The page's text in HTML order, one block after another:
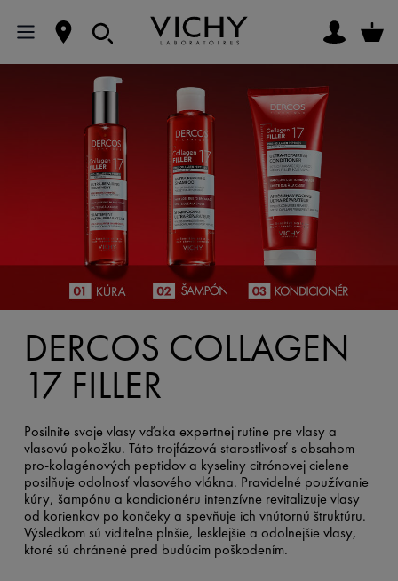
DERCOS COLLAGEN
17 FILLER
Posilnite svoje vlasy vďaka expertnej rutine pre vlasy a
vlasovú pokožku. Táto trojfázová starostlivosť s obsahom
pro-kolagénových peptidov a kyseliny citrónovej cielene
posilňuje odolnosť vlasového vlákna. Pravidelné používanie
kúry, šampónu a kondicionéru intenzívne revitalizuje vlasy
od korienkov po končeky a spevňuje ich vnútornú štruktúru.
Výsledkom sú viditeľne plnšie, lesklejšie a odolnejšie vlasy,
ktoré sú chránené pred budúcim poškodením.